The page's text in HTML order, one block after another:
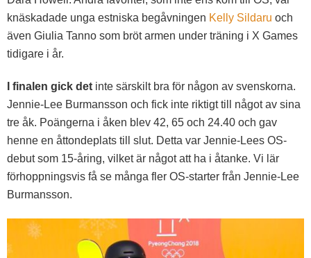
knäskadade unga estniska begåvningen Kelly Sildaru och
även Giulia Tanno som bröt armen under träning i X Games
tidigare i år.
I finalen gick det inte särskilt bra för någon av svenskorna.
Jennie-Lee Burmansson och fick inte riktigt till något av sina
tre åk. Poängerna i åken blev 42, 65 och 24.40 och gav
henne en åttondeplats till slut. Detta var Jennie-Lees OS-
debut som 15-åring, vilket är något att ha i åtanke. Vi lär
förhoppningsvis få se många fler OS-starter från Jennie-Lee
Burmansson.